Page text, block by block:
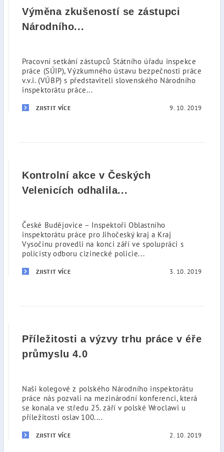
Výměna zkušeností se zástupci
Národního...
Pracovní setkání zástupců Státního úřadu inspekce
práce (SÚIP), Výzkumného ústavu bezpečnosti práce
v.v.i. (VÚBP) s představiteli slovenského Národního
inspektorátu práce...
ZJISTIT VÍCE 9. 10. 2019
Kontrolní akce v Českých
Velenicích odhalila...
České Budějovice – Inspektoři Oblastního
inspektorátu práce pro Jihočeský kraj a Kraj
Vysočinu provedli na konci září ve spolupráci s
policisty odboru cizinecké policie...
ZJISTIT VÍCE 3. 10. 2019
Příležitosti a výzvy trhu práce v éře
průmyslu 4.0
Naši kolegové z polského Národního inspektorátu
práce nás pozvali na mezinárodní konferenci, která
se konala ve středu 25. září v polské Wroclawi u
příležitosti oslav 100....
ZJISTIT VÍCE 2. 10. 2019